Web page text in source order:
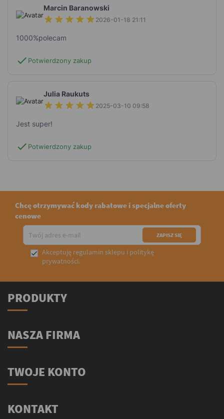
Marcin Baranowski
2026-01-18 21:11
1000%polecam
check Potwierdzony zakup
Julia Raukuts
2025-03-10 09:58
Jest super!
check Potwierdzony zakup
Chcę otrzymywać kody rabatowe i specjalne oferty
cenowe
 Akceptuję regulamin sklepu i politykę
prywatności.
PRODUKTY
NASZA FIRMA
TWOJE KONTO
KONTAKT